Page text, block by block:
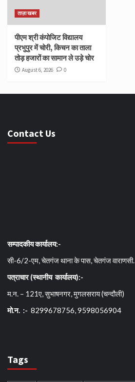
ताज़ा खबर
पीएम श्री कंपोजिट विद्यालय
प्रभुपुर में चोरी, किचन का ताला
तोड़ हजारों का सामान ले उड़े चोर
August 6, 2026 0
Contact Us
सम्पादकीय कार्यालय:-
सी-6/2-एम, चेतगंज थाना के पास, चेतगंज वाराणसी.
पत्राचार (स्थानीय कार्यालय):-
म.न. – 121ए, सुभाषनगर, मुगलसराय (चन्दौली)
मो.न. :- 8299678756, 9598056904
Tags